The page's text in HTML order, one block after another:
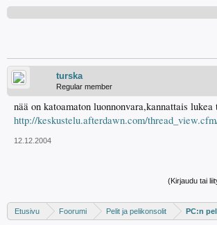
turska
Regular member
nää on katoamaton luonnonvara,kannattais
http://keskustelu.afterdawn.com/
12.12.2004
(Kirjaudu tai
Etusivu Foorumi Pelit ja pelikonsolit PC:n